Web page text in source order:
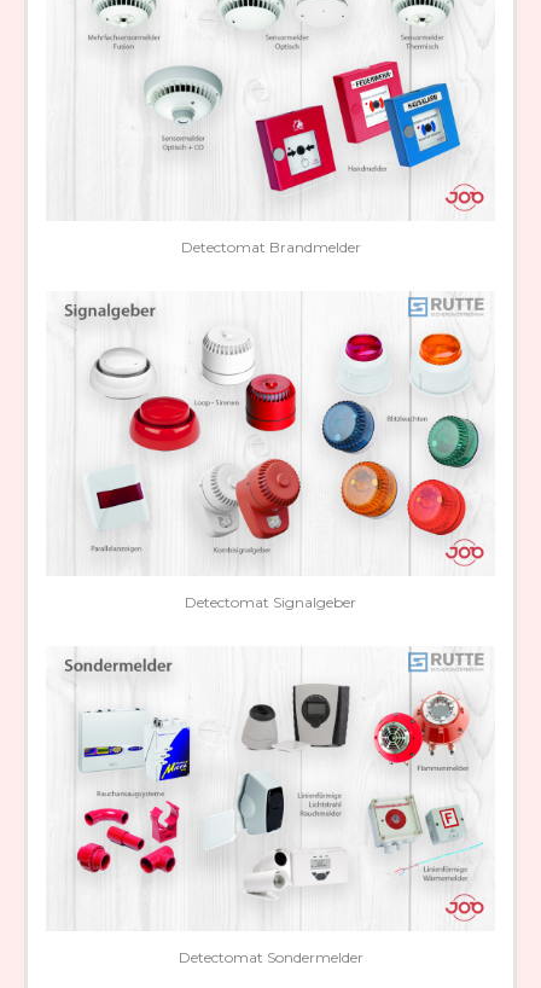
Detectomat Brandmelder
Detectomat Signalgeber
Detectomat Sondermelder